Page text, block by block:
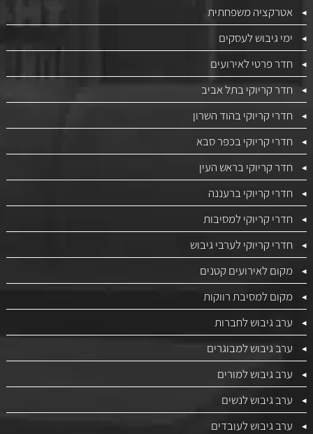
אטרקציה משפחתית
ימי גיבוש לעסקים
חדר פרטי לאירועים
חדר קריוקי בתל אביב
חדרי קריוקי בהוד השרון
חדרי קריוקי בכפר סבא
חדר קריוקי בראש העין
חדרי קריוקי ברעננה
חדרי קריוקי למסיבות
חדרי קריוקי לערבי גיבוש
מקום לאירועים קטנים
מקום למסיבת רווקות
ערב גיבוש לחברות
ערב גיבוש למבוגרים
ערב גיבוש למורים
ערב גיבוש לנשים
ערב גיבוש לעובדים